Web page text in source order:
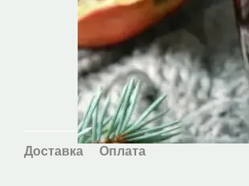
Доставка Оплата